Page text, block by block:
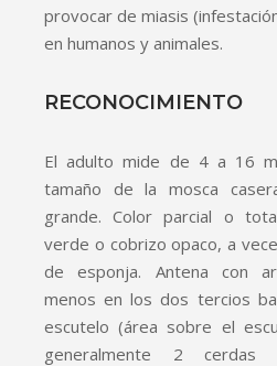
provocar de miasis
en humanos y animales.
RECONOCIMIENTO
El adulto mide de 4 a 16
tamaño de la mosca
grande. Color parcial o
verde o cobrizo opaco, a
de esponja. Antena con
menos en los dos tercios
escutelo (área sobre el
generalmente 2 cerdas